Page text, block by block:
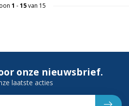
1 -15van 15
onze nieuwsbrief.
laatste acties